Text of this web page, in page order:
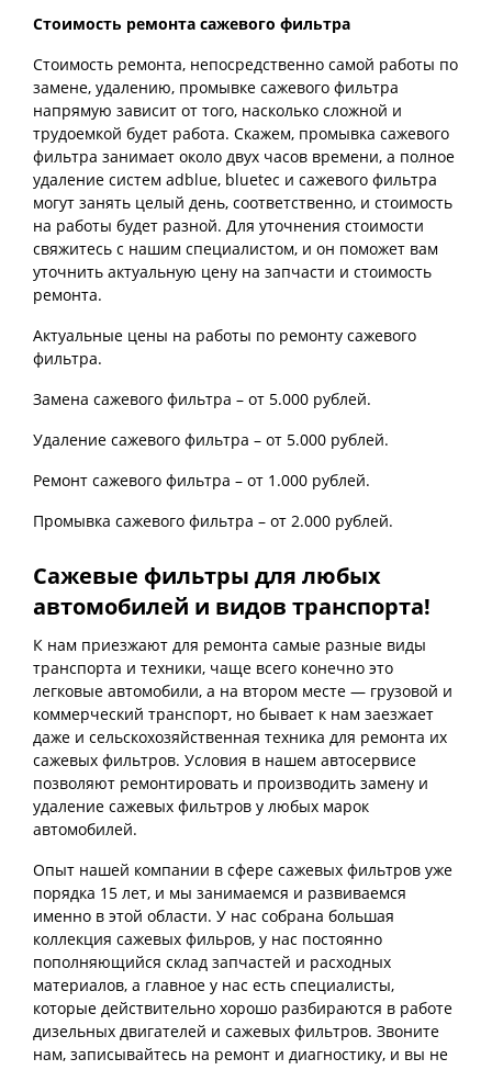
Стоимость ремонта сажевого фильтра
Стоимость ремонта, непосредственно самой работы по
замене, удалению, промывке сажевого фильтра
напрямую зависит от того, насколько сложной и
трудоемкой будет работа. Скажем, промывка сажевого
фильтра занимает около двух часов времени, а полное
удаление систем adblue, bluetec и сажевого фильтра
могут занять целый день, соответственно, и стоимость
на работы будет разной. Для уточнения стоимости
свяжитесь с нашим специалистом, и он поможет вам
уточнить актуальную цену на запчасти и стоимость
ремонта.
Актуальные цены на работы по ремонту сажевого
фильтра.
Замена сажевого фильтра – от 5.000 рублей.
Удаление сажевого фильтра – от 5.000 рублей.
Ремонт сажевого фильтра – от 1.000 рублей.
Промывка сажевого фильтра – от 2.000 рублей.
Сажевые фильтры для любых
автомобилей и видов транспорта!
К нам приезжают для ремонта самые разные виды
транспорта и техники, чаще всего конечно это
легковые автомобили, а на втором месте — грузовой и
коммерческий транспорт, но бывает к нам заезжает
даже и сельскохозяйственная техника для ремонта их
сажевых фильтров. Условия в нашем автосервисе
позволяют ремонтировать и производить замену и
удаление сажевых фильтров у любых марок
автомобилей.
Опыт нашей компании в сфере сажевых фильтров уже
порядка 15 лет, и мы занимаемся и развиваемся
именно в этой области. У нас собрана большая
коллекция сажевых фильров, у нас постоянно
пополняющийся склад запчастей и расходных
материалов, а главное у нас есть специалисты,
которые действительно хорошо разбираются в работе
дизельных двигателей и сажевых фильтров. Звоните
нам, записывайтесь на ремонт и диагностику, и вы не